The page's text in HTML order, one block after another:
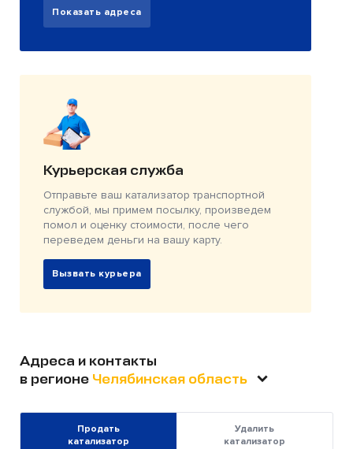
Показать адреса
Курьерская служба
Отправьте ваш катализатор транспортной
службой, мы примем посылку, произведем
помол и оценку стоимости, после чего
переведем деньги на вашу карту.
Вызвать курьера
Адреса и контакты
в регионе Челябинская область
Продать
катализатор
Удалить
катализатор